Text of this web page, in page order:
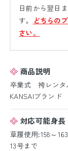
日前から翌日
す。
どちらの
さい。
商品説明
卒業式 袴レンタ
KANSAIブランド
対応可能身長
草履使用:158～
13号まで